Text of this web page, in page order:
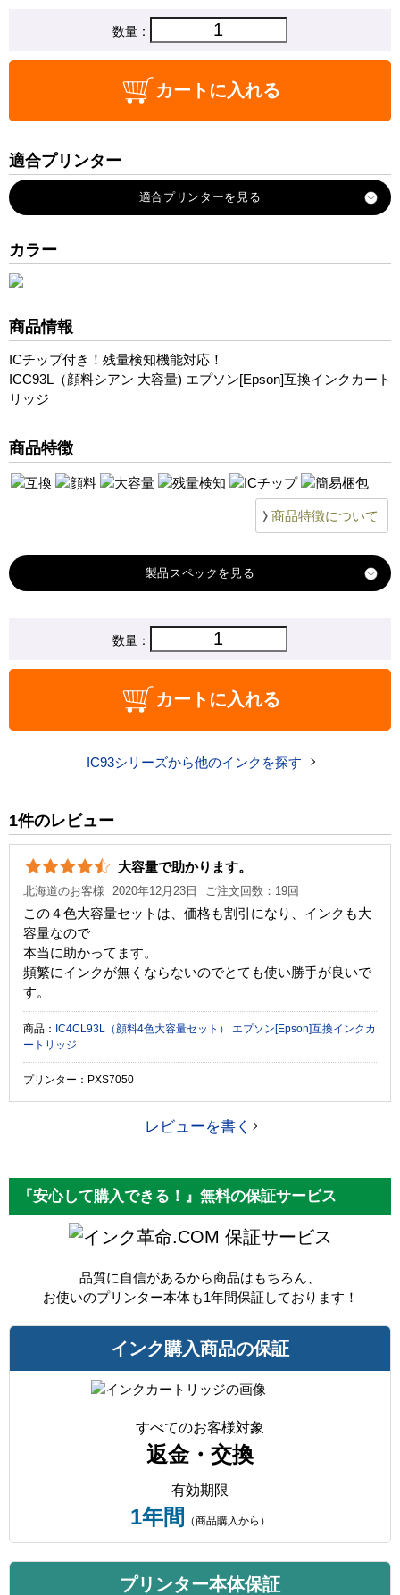
数量：
カートに入れる
適合プリンター
PX-M7050FP
PX-M7050FT
PX-M705C6
PX-M705TC6
PX-S7050
PX-S7050PS
PX-S705C6
PX-S860
カラー
商品情報
ICチップ付き！残量検知機能対応！
ICC93L（顔料シアン 大容量) エプソン[Epson]互換インクカート
リッジ
商品特徴
商品特徴について
製品スペック
エプソン
ICC93L
5,110 円
カラー シアン
顔料・染料 顔料
ICチップ あり
製品タイプ
数量：
カートに入れる
IC93シリーズから他のインクを探す
1件のレビュー
大容量で助かります。
北海道のお客様 2020年12月23日 ご注文回数：19回
この４色大容量セットは、価格も割引になり、インクも大
容量なので
本当に助かってます。
頻繁にインクが無くならないのでとても使い勝手が良いで
す。
商品： IC4CL93L（顔料4色大容量セット） エプソン[Epson]互換インクカ
ートリッジ
プリンター：PXS7050
レビューを書く
『安心して購入できる！』無料の保証サービス
保証サービス
品質に自信があるから商品はもちろん、
お使いのプリンター本体も1年間保証しております！
インク購入商品の保証
すべてのお客様対象
返金・交換
有効期限
1年間 （商品購入から）
プリンター本体保証